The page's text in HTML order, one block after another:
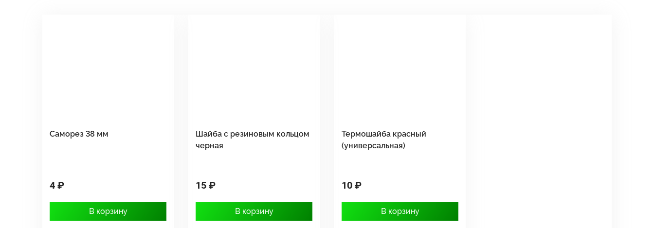
Саморез 38 мм
4 ₽
В корзину
Шайба с резиновым кольцом
черная
15 ₽
В корзину
Термошайба красный
(универсальная)
10 ₽
В корзину